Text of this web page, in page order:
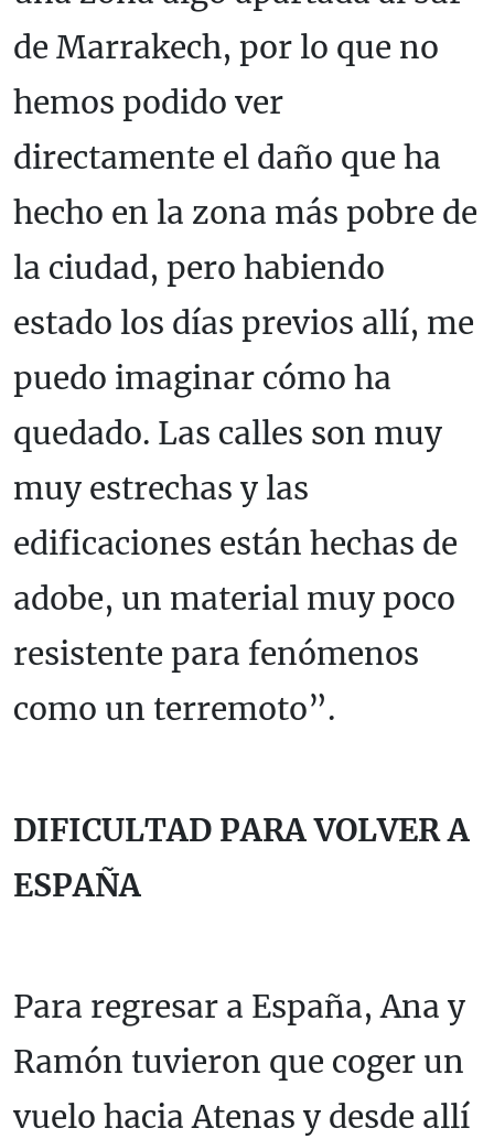
de Marrakech, por lo que no
hemos podido ver
directamente el daño que ha
hecho en la zona más pobre de
la ciudad, pero habiendo
estado los días previos allí, me
puedo imaginar cómo ha
quedado. Las calles son muy
muy estrechas y las
edificaciones están hechas de
adobe, un material muy poco
resistente para fenómenos
como un terremoto”.
DIFICULTAD PARA VOLVER A
ESPAÑA
Para regresar a España, Ana y
Ramón tuvieron que coger un
vuelo hacia Atenas y desde allí